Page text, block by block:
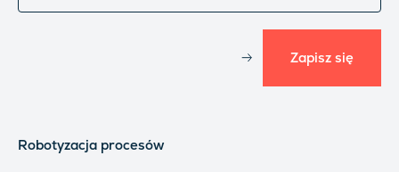
Zapisz się
Robotyzacja procesów